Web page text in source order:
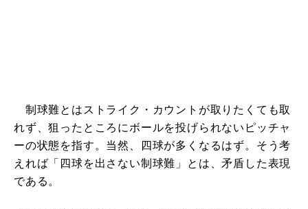
制球難とはストライク・カウントが取りたくても取
れず、狙ったところにボールを投げられないピッチャ
ーの状態を指す。当然、四球が多くなるはず。そう考
えれば「四球を出さない制球難」とは、矛盾した表現
である。